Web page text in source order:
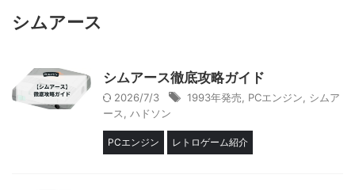
シムアース
シムアース徹底攻略ガイド
2026/7/3 1993年発売 PCエンジン
シムア
ース
ハドソン
PCエンジン レトロゲーム紹介